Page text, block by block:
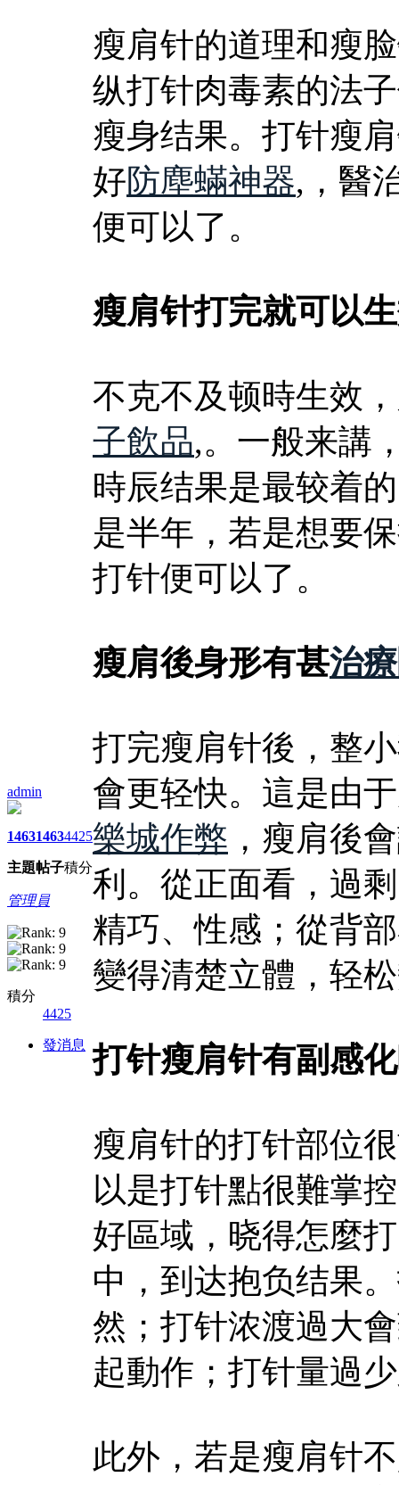
admin
1463
主題
1463
帖子
4425
積分
管理員
積分
4425
發消息
瘦肩针的道理和瘦
纵打针肉毒素的法
瘦身结果。打针瘦
好防塵蟎神器,，醫
便可以了。
瘦肩针打完就可以
不克不及顿時生效
子飲品,。一般来講
時辰结果是最较着
是半年，若是想要
打针便可以了。
瘦肩後身形有甚治
打完瘦肩针後，整
會更轻快。這是由
樂城作弊 ，瘦肩後
利。從正面看，過
精巧、性感；從背
變得清楚立體，轻
打针瘦肩针有副感
瘦肩针的打针部位
以是打针點很難掌
好區域，晓得怎麼
中，到达抱负结果
然；打针浓渡過大
起動作；打针量過
此外，若是瘦肩针